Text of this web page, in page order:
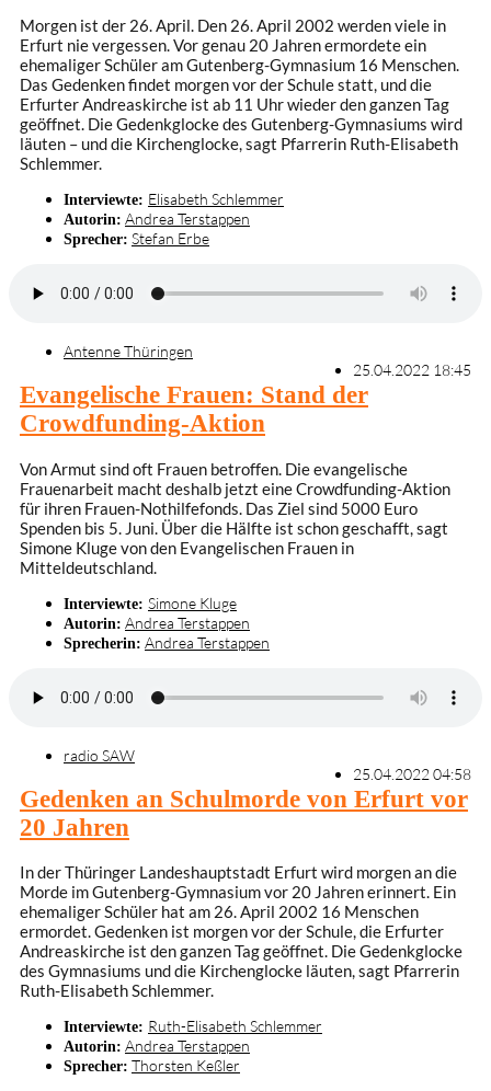
Morgen ist der 26. April. Den 26. April 2002 werden viele in
Erfurt nie vergessen. Vor genau 20 Jahren ermordete ein
ehemaliger Schüler am Gutenberg-Gymnasium 16 Menschen.
Das Gedenken findet morgen vor der Schule statt, und die
Erfurter Andreaskirche ist ab 11 Uhr wieder den ganzen Tag
geöffnet. Die Gedenkglocke des Gutenberg-Gymnasiums wird
läuten – und die Kirchenglocke, sagt Pfarrerin Ruth-Elisabeth
Schlemmer.
Interviewte: Elisabeth Schlemmer
Autorin: Andrea Terstappen
Sprecher: Stefan Erbe
Antenne Thüringen
25.04.2022 18:45
Evangelische Frauen: Stand der
Crowdfunding-Aktion
Von Armut sind oft Frauen betroffen. Die evangelische
Frauenarbeit macht deshalb jetzt eine Crowdfunding-Aktion
für ihren Frauen-Nothilfefonds. Das Ziel sind 5000 Euro
Spenden bis 5. Juni. Über die Hälfte ist schon geschafft, sagt
Simone Kluge von den Evangelischen Frauen in
Mitteldeutschland.
Interviewte: Simone Kluge
Autorin: Andrea Terstappen
Sprecherin: Andrea Terstappen
radio SAW
25.04.2022 04:58
Gedenken an Schulmorde von Erfurt vor
20 Jahren
In der Thüringer Landeshauptstadt Erfurt wird morgen an die
Morde im Gutenberg-Gymnasium vor 20 Jahren erinnert. Ein
ehemaliger Schüler hat am 26. April 2002 16 Menschen
ermordet. Gedenken ist morgen vor der Schule, die Erfurter
Andreaskirche ist den ganzen Tag geöffnet. Die Gedenkglocke
des Gymnasiums und die Kirchenglocke läuten, sagt Pfarrerin
Ruth-Elisabeth Schlemmer.
Interviewte: Ruth-Elisabeth Schlemmer
Autorin: Andrea Terstappen
Sprecher: Thorsten Keßler